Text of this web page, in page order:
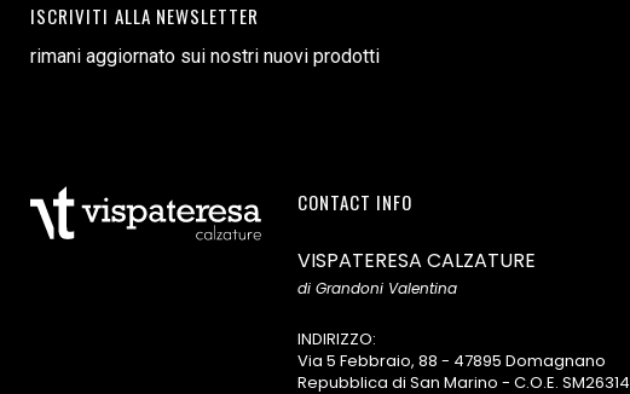
ISCRIVITI ALLA NEWSLETTER
rimani aggiornato sui nostri nuovi prodotti
CONTACT INFO
VISPATERESA CALZATURE
di Grandoni Valentina
INDIRIZZO:
Via 5 Febbraio, 88 - 47895 Domagnano
Repubblica di San Marino - C.O.E. SM26314